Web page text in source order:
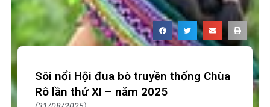
Sôi nổi Hội đua bò truyền thống Chùa
Rô lần thứ XI – năm 2025